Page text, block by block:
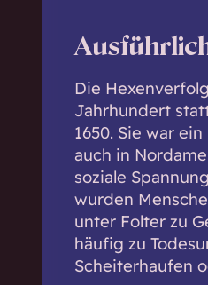
Die
Jahrhundert
1650. Sie war
auch in
soziale
wurden
unter Folter zu
häufig zu
Scheiterhaufen